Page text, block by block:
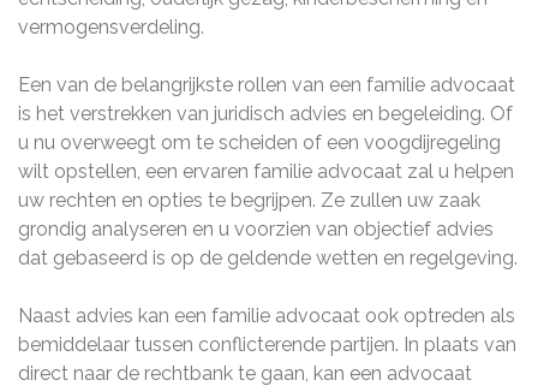
vermogensverdeling.
Een van de belangrijkste rollen van een familie advocaat
is het verstrekken van juridisch advies en begeleiding. Of
u nu overweegt om te scheiden of een voogdijregeling
wilt opstellen, een ervaren familie advocaat zal u helpen
uw rechten en opties te begrijpen. Ze zullen uw zaak
grondig analyseren en u voorzien van objectief advies
dat gebaseerd is op de geldende wetten en regelgeving.
Naast advies kan een familie advocaat ook optreden als
bemiddelaar tussen conflicterende partijen. In plaats van
direct naar de rechtbank te gaan, kan een advocaat